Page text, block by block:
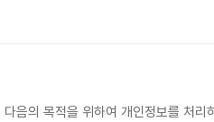
의 목적을 위하여 개인정보를 처리